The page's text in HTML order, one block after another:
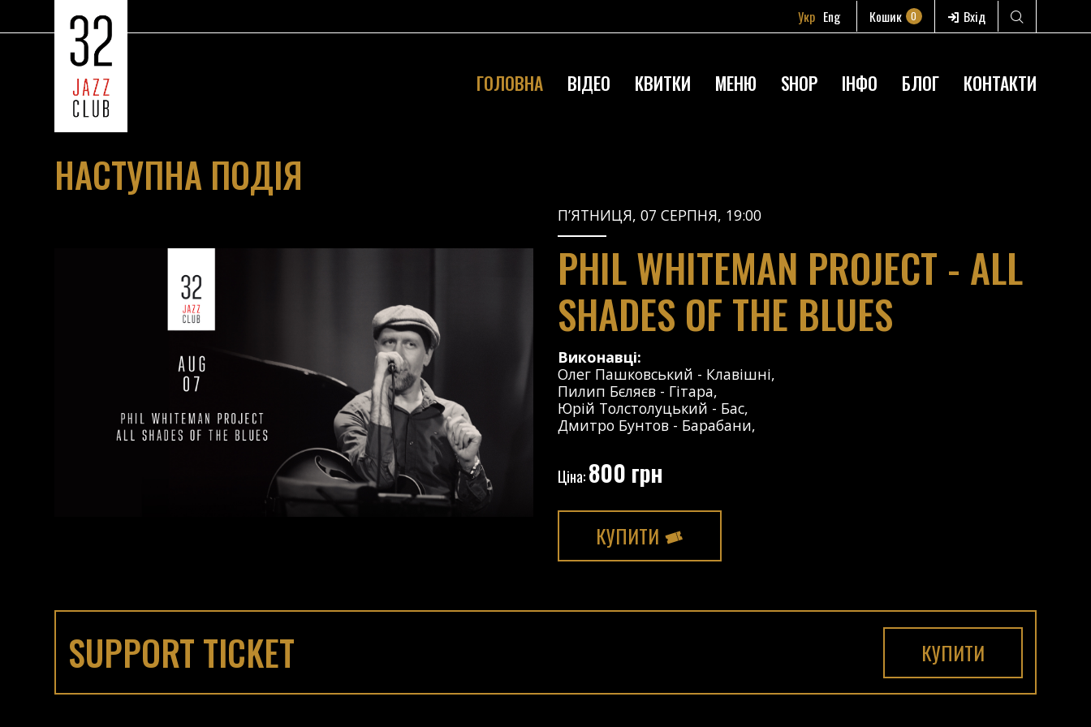
Укр Eng Кошик 0 Вхід
ГОЛОВНА ВІДЕО КВИТКИ МЕНЮ SHOP ІНФО БЛОГ КОНТАКТИ
НАСТУПНА ПОДІЯ
П’ЯТНИЦЯ, 07 СЕРПНЯ, 19:00
PHIL WHITEMAN PROJECT - ALL
SHADES OF THE BLUES
Виконавці:
Олег Пашковський - Клавішні,
Пилип Бєляєв - Гітара,
Юрій Толстолуцький - Бас,
Дмитро Бунтов - Барабани,
Ціна:800 грн
КУПИТИ
SUPPORT TICKET КУПИТИ